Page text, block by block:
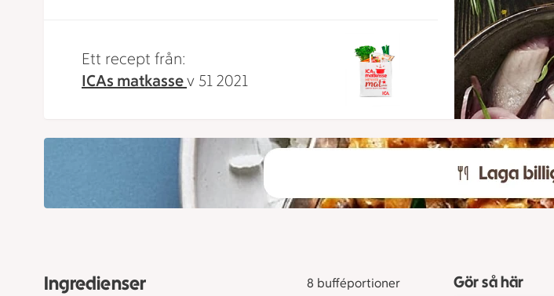
Ett recept från:
ICAs matkassev 51 2021
Ingredienser 8 bufféportioner Gör så här